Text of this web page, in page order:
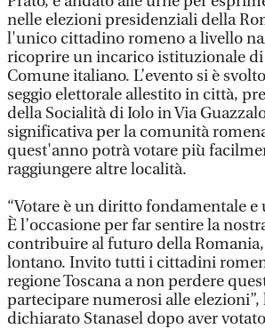
nelle elezioni presidenziali della
l'unico cittadino romeno a livello
ricoprire un incarico istituzionale
Comune italiano. L’evento si è
seggio elettorale allestito in città,
della Socialità di Iolo in Via
significativa per la comunità
quest'anno potrà votare più
raggiungere altre località.
“Votare è un diritto fondamentale e
È l’occasione per far sentire la
contribuire al futuro della
lontano. Invito tutti i cittadini
regione Toscana a non perdere
partecipare numerosi alle elezioni”,
dichiarato Stanasel dopo aver